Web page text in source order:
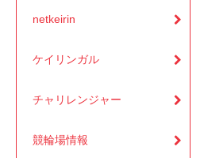
netkeirin
ケイリンガル
チャリレンジャー
競輪場情報